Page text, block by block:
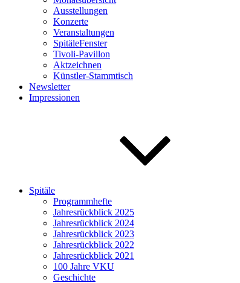
Ausstellungen
Konzerte
Veranstaltungen
SpitäleFenster
Tivoli-Pavillon
Aktzeichnen
Künstler-Stammtisch
Newsletter
Impressionen
Spitäle
Programmhefte
Jahresrückblick 2025
Jahresrückblick 2024
Jahresrückblick 2023
Jahresrückblick 2022
Jahresrückblick 2021
100 Jahre VKU
Geschichte